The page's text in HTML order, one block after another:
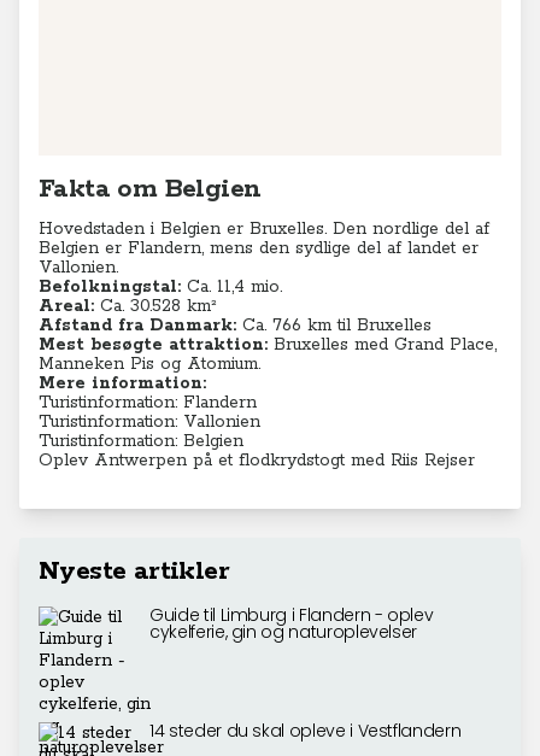
Fakta om Belgien
Hovedstaden i Belgien er Bruxelles. Den nordlige del af
Belgien er Flandern, mens den sydlige del af landet er
Vallonien.
Befolkningstal: Ca. 11,4 mio.
Areal: Ca. 30.528 km²
Afstand fra Danmark: Ca. 766 km til Bruxelles
Mest besøgte attraktion: Bruxelles med Grand Place,
Manneken Pis og Atomium.
Mere information:
Turistinformation: Flandern
Turistinformation: Vallonien
Turistinformation: Belgien
Oplev Antwerpen på et flodkrydstogt med Riis Rejser
Nyeste artikler
Guide til Limburg i Flandern - oplev
cykelferie, gin og naturoplevelser
14 steder du skal opleve i Vestflandern